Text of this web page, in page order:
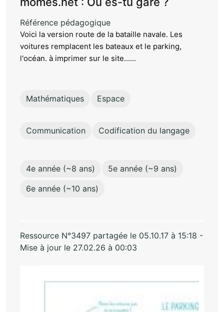
Référence pédagogique
Voici la version route de la bataille navale. Les
voitures remplacent les bateaux et le parking,
l'océan. à imprimer sur le site......
Mathématiques Espace
Communication Codification du langage
4e année (~8 ans)
5e année (~9 ans)
6e année (~10 ans)
Ressource N°3497 partagée le 05.10.17 à 15:18 -
Mise à jour le 27.02.26 à 00:03